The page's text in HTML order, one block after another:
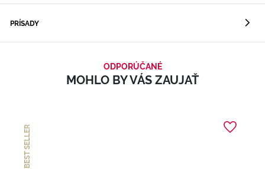
PRÍSADY
ODPORÚČANÉ
MOHLO BY VÁS ZAUJAŤ
BEST SELLER